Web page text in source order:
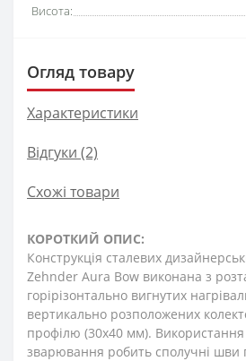
Висота:
Огляд товару
Характеристики
Відгуки (2)
Схожі товари
КОРОТКИЙ ОПИС:
Конструкція сталевих
Zehnder Aura Bow виконана з
горірізонтально вигнутих
вертикально розположених
профілю (30x40 мм).
зварювання робить сполучні шви